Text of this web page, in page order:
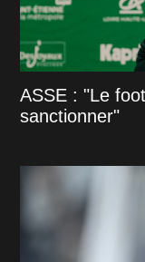
ASSE : "Le
sanctionner"